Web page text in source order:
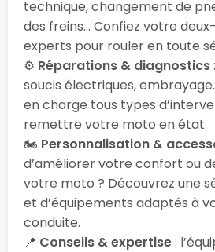
technique, changement de
des freins… Confiez votre
experts pour rouler en toute
⚙️ Réparations & diagnostics
soucis électriques,
en charge tous types
remettre votre moto en état.
🏍️ Personnalisation &
d’améliorer votre confort ou
votre moto ? Découvrez une
et d’équipements adaptés à
conduite.
📍 Conseils & expertise: